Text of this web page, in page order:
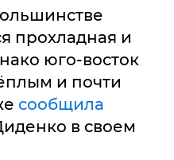
прохладная и
юго-восток
и почти
сообщила
в своем